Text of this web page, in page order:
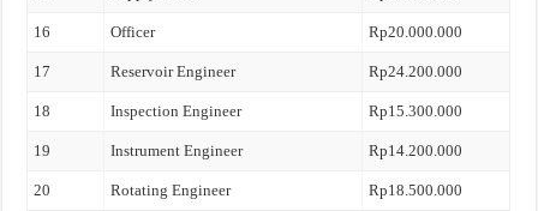
16 Officer Rp20.000.000
17 Reservoir Engineer Rp24.200.000
18 Inspection Engineer Rp15.300.000
19 Instrument Engineer Rp14.200.000
20 Rotating Engineer Rp18.500.000